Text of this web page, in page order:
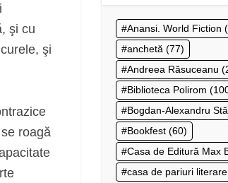
şi cu
şi
roagă
Anansi. World Fiction
anchetă (77)
Andreea Răsuceanu
Biblioteca Polirom
Bogdan-Alexandru
Bookfest (60)
Casa de Editură Max
casa de pariuri literare